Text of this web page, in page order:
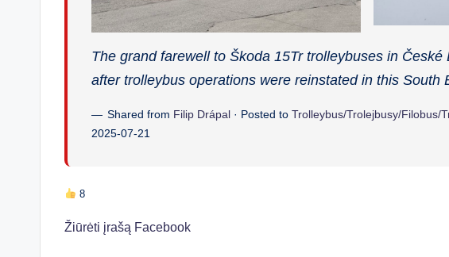
The grand farewell to Škoda 15Tr trolleybuses in
after trolleybus operations were reinstated in this South
Shared from Filip Drápal · Posted to Trolleybus/Trolejbusy/Filobus/
2025-07-21
8
Žiūrėti įrašą Facebook